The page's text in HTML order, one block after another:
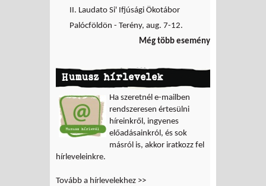
II. Laudato Si' Ifjúsági Ökotábor
Palócföldön - Terény, aug. 7-12.
Még több esemény
Humusz hírlevelek
Ha szeretnél e-mailben
rendszeresen értesülni
híreinkről, ingyenes
előadásainkról, és sok
másról is, akkor iratkozz fel
hírleveleinkre.
Tovább a hírlevelekhez >>